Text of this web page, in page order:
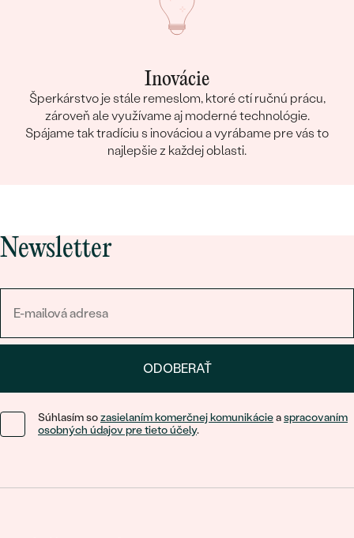
Inovácie
Šperkárstvo je stále remeslom, ktoré ctí ručnú prácu,
zároveň ale využívame aj moderné technológie.
Spájame tak tradíciu s inováciou a vyrábame pre vás to
najlepšie z každej oblasti.
Newsletter
ODOBERAŤ
Súhlasím sozasielaním komerčnej komunikácieaspracovaním
osobných údajov pre tieto účely.